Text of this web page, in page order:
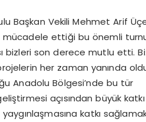
Başkan Vekili Mehmet Arif
mücadele ettiği bu önemli
bizleri son derece mutlu etti.
her zaman yanında
Anadolu Bölgesi’nde bu tür
açısından büyük katkı
katkı